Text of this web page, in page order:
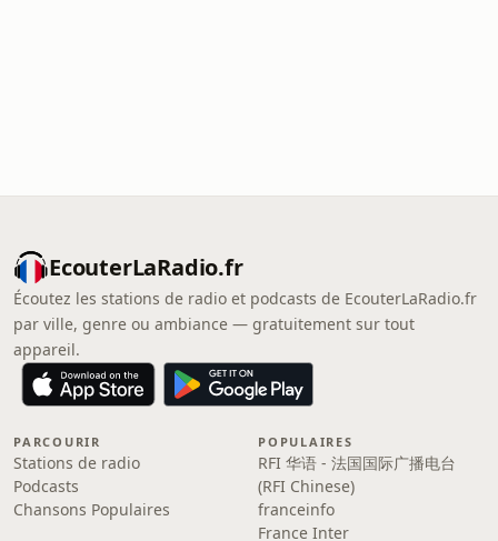
EcouterLaRadio.fr
Écoutez les stations de radio et podcasts de EcouterLaRadio.fr
par ville, genre ou ambiance — gratuitement sur tout
appareil.
PARCOURIR
Stations de radio
Podcasts
Chansons Populaires
POPULAIRES
RFI 华语 - 法国国际广播电台
(RFI Chinese)
franceinfo
France Inter